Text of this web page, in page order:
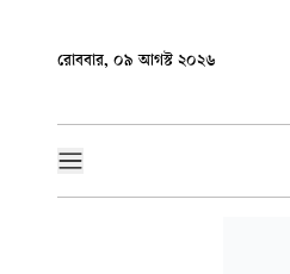
রোববার, ০৯ আগস্ট ২০২৬